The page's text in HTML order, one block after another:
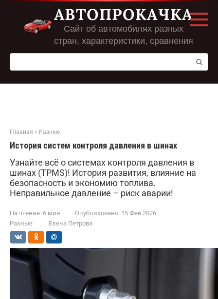
Перейти
контенту
АВТОПРОКАЧКА
Сайт об автомобилях разных
стран, характеристики, сравнения
Поиск:
Главная » Разные
История систем контроля давления в шинах
Узнайте всё о системах контроля давления в
шинах (TPMS)! История развития, влияние на
безопасность и экономию топлива.
Неправильное давление – риск аварии!
На чтение: 6 мин Опубликовано: 15 Фев 2026
Разные
Елена Петрова